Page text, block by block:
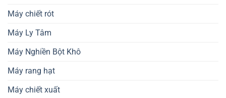
Máy chiết rót
Máy Ly Tâm
Máy Nghiền Bột Khô
Máy rang hạt
Máy chiết xuất